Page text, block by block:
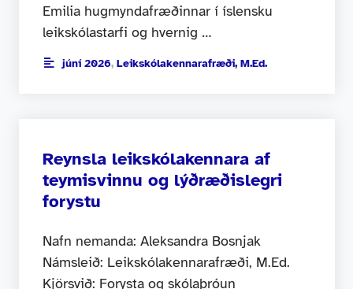
Emilia hugmyndafræðinnar í íslensku
leikskólastarfi og hvernig …
júní 2026, Leikskólakennarafræði, M.Ed.
Reynsla leikskólakennara af
teymisvinnu og lýðræðislegri
forystu
Nafn nemanda: Aleksandra Bosnjak
Námsleið: Leikskólakennarafræði, M.Ed.
Kjörsvið: Forysta og skólaþróun